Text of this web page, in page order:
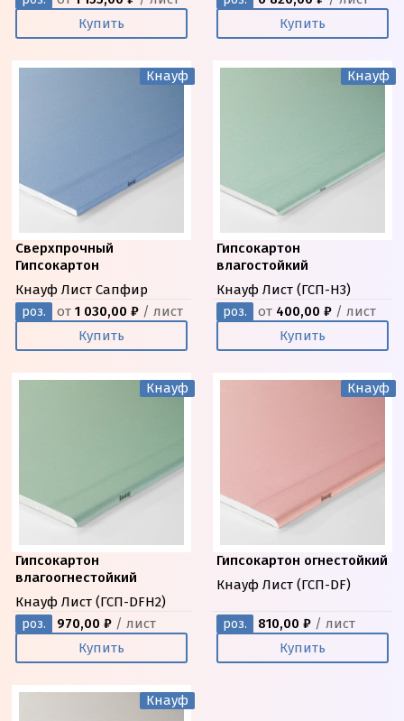
Купить
Купить
Кнауф
Сверхпрочный
Гипсокартон
Кнауф Лист Сапфир
роз. от 1 030,00 ₽ / лист
Купить
Кнауф
Гипсокартон
влагостойкий
Кнауф Лист (ГСП-Н3)
роз. от 400,00 ₽ / лист
Купить
Кнауф
Гипсокартон
влагоогнестойкий
Кнауф Лист (ГСП-DFН2)
роз. 970,00 ₽ / лист
Купить
Кнауф
Гипсокартон огнестойкий
Кнауф Лист (ГСП-DF)
роз. 810,00 ₽ / лист
Купить
Кнауф